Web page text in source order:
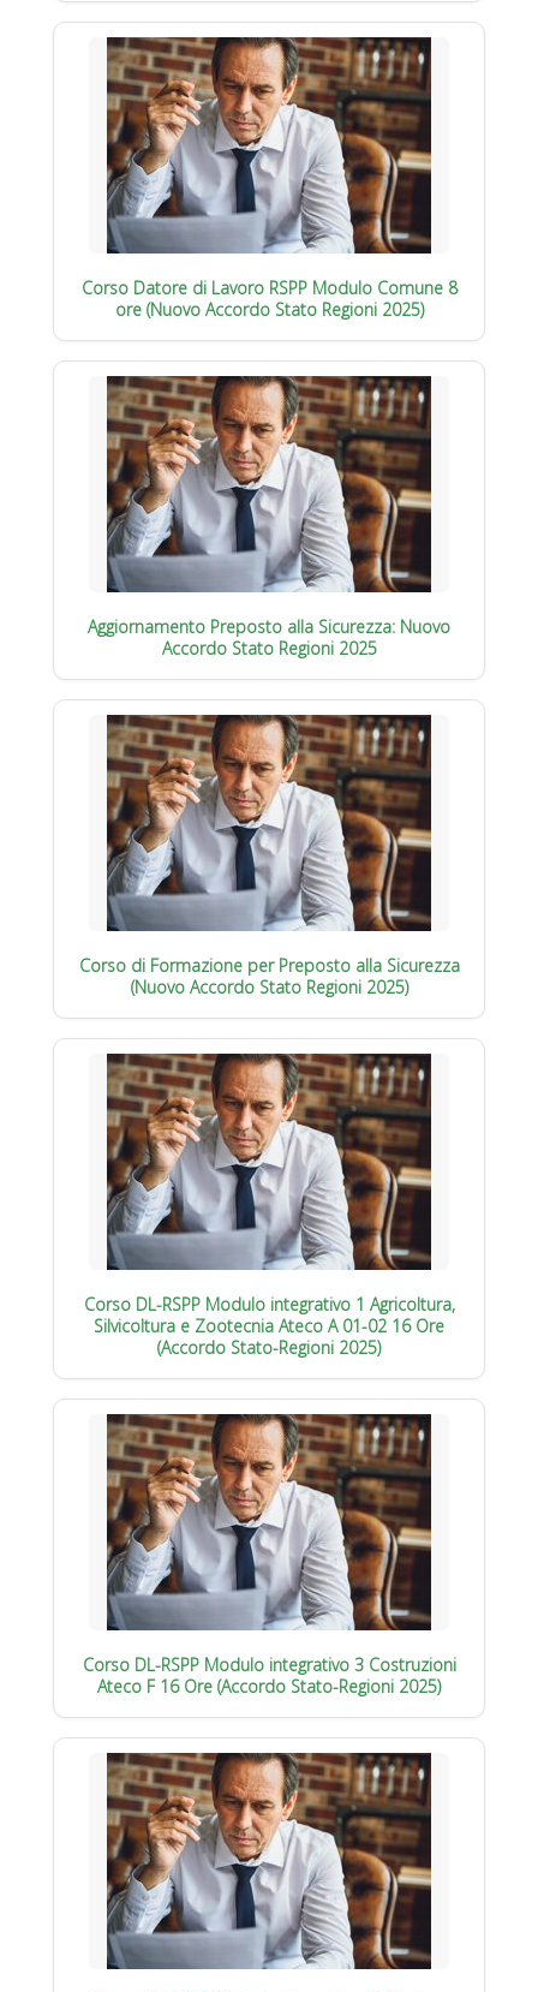
Corso Datore di Lavoro RSPP Modulo Comune 8
ore (Nuovo Accordo Stato Regioni 2025)
Aggiornamento Preposto alla Sicurezza: Nuovo
Accordo Stato Regioni 2025
Corso di Formazione per Preposto alla Sicurezza
(Nuovo Accordo Stato Regioni 2025)
Corso DL-RSPP Modulo integrativo 1 Agricoltura,
Silvicoltura e Zootecnia Ateco A 01-02 16 Ore
(Accordo Stato-Regioni 2025)
Corso DL-RSPP Modulo integrativo 3 Costruzioni
Ateco F 16 Ore (Accordo Stato-Regioni 2025)